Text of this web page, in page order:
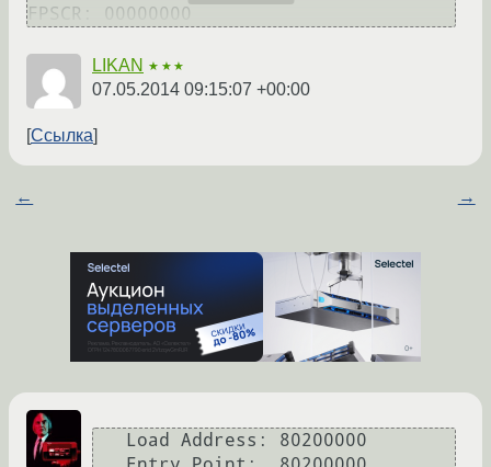
LIKAN ★★★
07.05.2014 09:15:07 +00:00
Ссылка
← →